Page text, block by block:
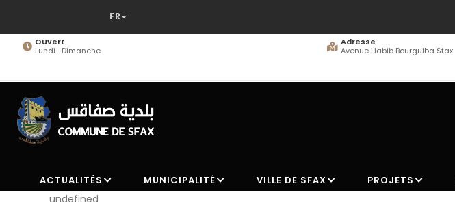
contenuOuvert
Lundi- Dimanche
Adresse
Avenue Habib Bourguiba Sfax
ACTUALITÉS MUNICIPALITÉ VILLE DE SFAX PROJETS
undefined